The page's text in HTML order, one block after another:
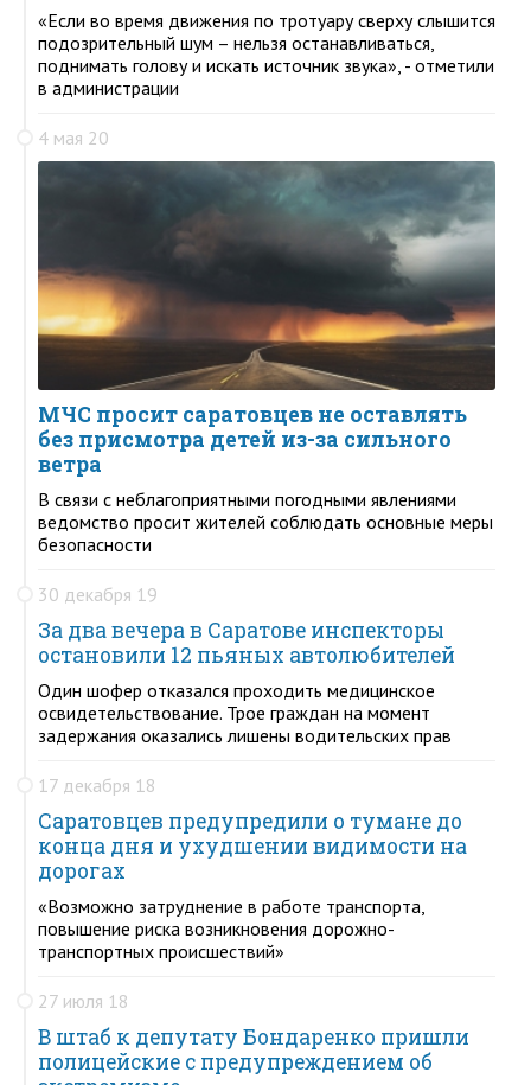
«Если во время движения по тротуару сверху слышится
подозрительный шум – нельзя останавливаться,
поднимать голову и искать источник звука», - отметили
в администрации
4 мая 20
МЧС просит саратовцев не оставлять
без присмотра детей из-за сильного
ветра
В связи с неблагоприятными погодными явлениями
ведомство просит жителей соблюдать основные меры
безопасности
30 декабря 19
За два вечера в Саратове инспекторы
остановили 12 пьяных автолюбителей
Один шофер отказался проходить медицинское
освидетельствование. Трое граждан на момент
задержания оказались лишены водительских прав
17 декабря 18
Саратовцев предупредили о тумане до
конца дня и ухудшении видимости на
дорогах
«Возможно затруднение в работе транспорта,
повышение риска возникновения дорожно-
транспортных происшествий»
27 июля 18
В штаб к депутату Бондаренко пришли
полицейские с предупреждением об